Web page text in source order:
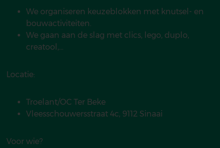
We organiseren keuzeblokken met knutsel- en
bouwactiviteiten.
We gaan aan de slag met clics, lego, duplo,
creatool,...
Locatie:
Troelant/OC Ter Beke
Vleesschouwersstraat 4c, 9112 Sinaai
Voor wie?